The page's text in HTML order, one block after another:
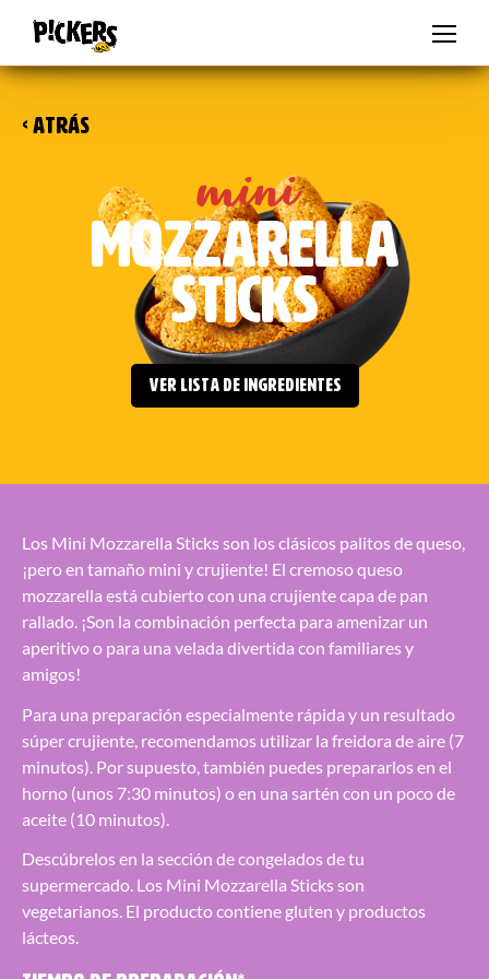
SK AU
< ATRÁS
mini
MOZZARELLA
STICKS
VER LISTA DE INGREDIENTES
Los Mini Mozzarella Sticks son los clásicos palitos de queso,
¡pero en tamaño mini y crujiente! El cremoso queso
mozzarella está cubierto con una crujiente capa de pan
rallado. ¡Son la combinación perfecta para amenizar un
aperitivo o para una velada divertida con familiares y
amigos!
Para una preparación especialmente rápida y un resultado
súper crujiente, recomendamos utilizar la freidora de aire (7
minutos). Por supuesto, también puedes prepararlos en el
horno (unos 7:30 minutos) o en una sartén con un poco de
aceite (10 minutos).
Descúbrelos en la sección de congelados de tu
supermercado. Los Mini Mozzarella Sticks son
vegetarianos. El producto contiene gluten y productos
lácteos.